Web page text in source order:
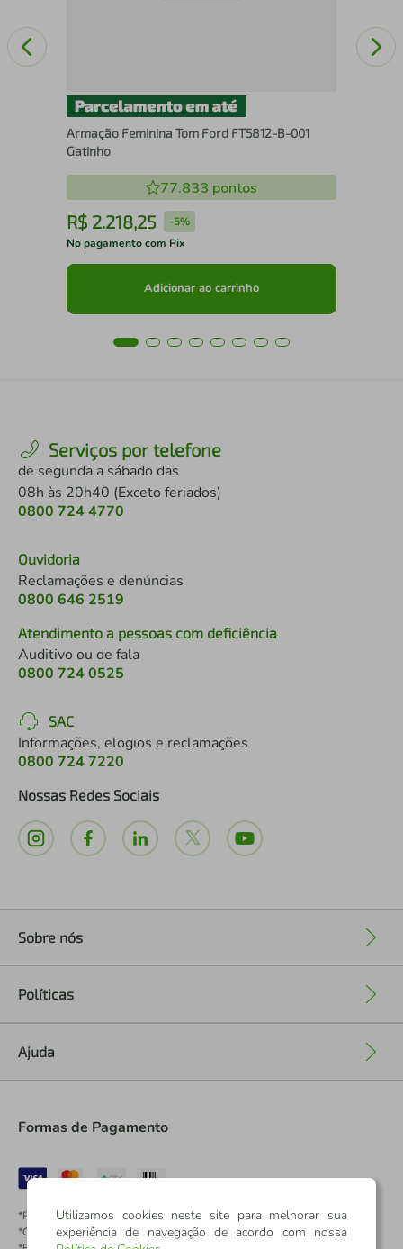
Armação Feminina Tom Ford FT5812-B-001
Gatinho
77.833 pontos
R$ 2.218,25 -5%
No pagamento com Pix
Adicionar ao carrinho
Serviços por telefone
de segunda a sábado das
08h às 20h40 (Exceto feriados)
0800 724 4770
Ouvidoria
Reclamações e denúncias
0800 646 2519
Atendimento a pessoas com deficiência
Auditivo ou de fala
0800 724 0525
SAC
Informações, elogios e reclamações
0800 724 7220
Nossas Redes Sociais
Sobre nós
Políticas
Ajuda
Formas de Pagamento
*Pontos dos Cartões Sicredi
*Cartões Sicredi
Utilizamos cookies neste site para melhorar sua
experiência de navegação de acordo com nossa